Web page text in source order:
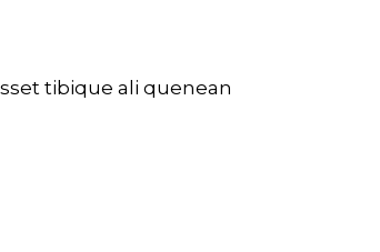
tibique ali quenean